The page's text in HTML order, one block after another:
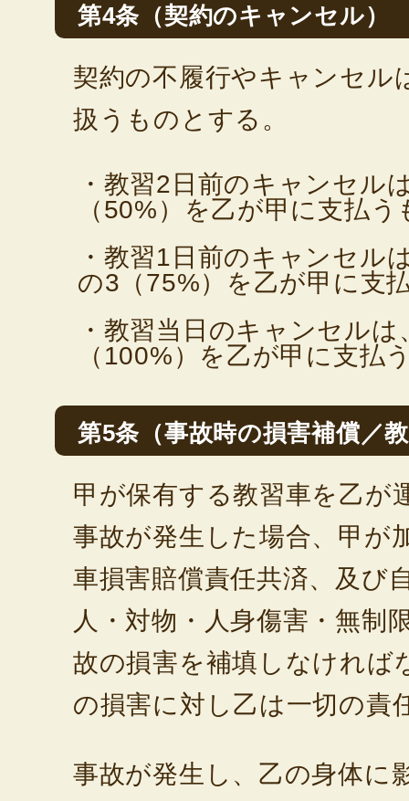
第4条（契約のキャンセル）
契約の不履行やキャンセル
扱うものとする。
・教習2日前のキャンセル
（50%）を乙が甲に支払
・教習1日前のキャンセル
の3（75%）を乙が甲に支
・教習当日のキャンセル
（100%）を乙が甲に支払
第5条（事故時の損害補償／
甲が保有する教習車を乙が
事故が発生した場合、甲が
車損害賠償責任共済、及び
人・対物・人身傷害・無制
故の損害を補填しなければ
の損害に対し乙は一切の責
事故が発生し、乙の身体に